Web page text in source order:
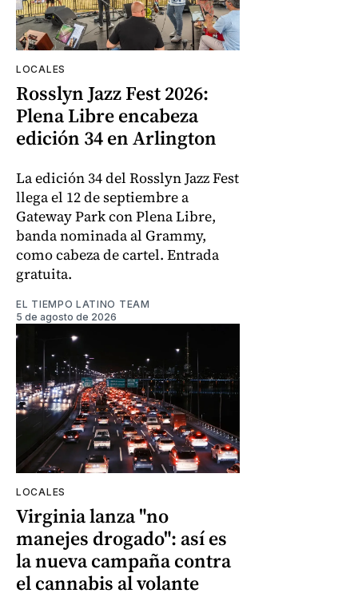
LOCALES
Rosslyn Jazz Fest 2026:
Plena Libre encabeza
edición 34 en Arlington
La edición 34 del Rosslyn Jazz Fest
llega el 12 de septiembre a
Gateway Park con Plena Libre,
banda nominada al Grammy,
como cabeza de cartel. Entrada
gratuita.
EL TIEMPO LATINO TEAM
5 de agosto de 2026
LOCALES
Virginia lanza "no
manejes drogado": así es
la nueva campaña contra
el cannabis al volante